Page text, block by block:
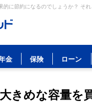
に節約になるのでしょうか？ そ
金 保険 ローン
きめな容量を